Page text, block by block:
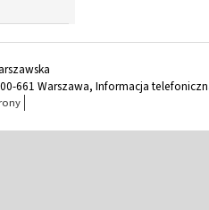
661 Warszawa, Informacja